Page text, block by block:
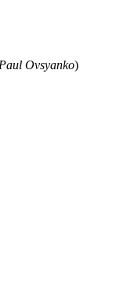
Ovsyanko)